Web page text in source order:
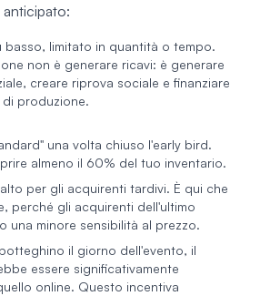
basso, limitato in quantità o tempo.
non è generare ricavi: è generare
creare riprova sociale e finanziare
produzione.
una volta chiuso l'early bird.
almeno il 60% del tuo inventario.
per gli acquirenti tardivi. È qui che
perché gli acquirenti dell'ultimo
una minore sensibilità al prezzo.
il giorno dell'evento, il
essere significativamente
online. Questo incentiva